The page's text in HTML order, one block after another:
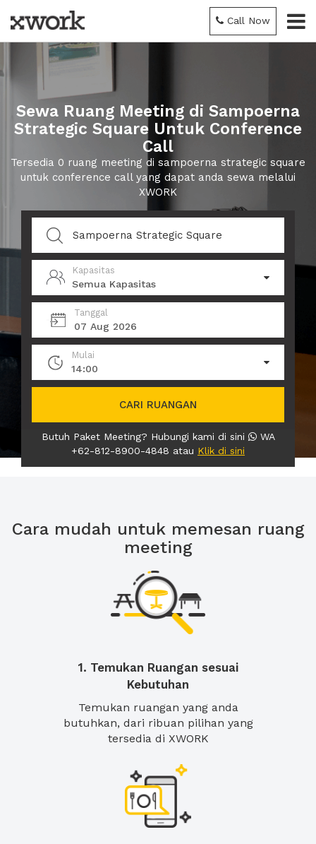
Call Now
Sewa Ruang Meeting di Sampoerna
Strategic Square Untuk Conference
Call
Tersedia 0 ruang meeting di sampoerna strategic square
untuk conference call yang dapat anda sewa melalui
XWORK
Kapasitas
Semua Kapasitas
Tanggal
07 Aug 2026
Mulai
14:00
CARI RUANGAN
Butuh Paket Meeting? Hubungi kami di sini
WA
+62-812-8900-4848 atau Klik di sini
Cara mudah untuk memesan ruang
meeting
1. Temukan Ruangan sesuai
Kebutuhan
Temukan ruangan yang anda
butuhkan, dari ribuan pilihan yang
tersedia di XWORK